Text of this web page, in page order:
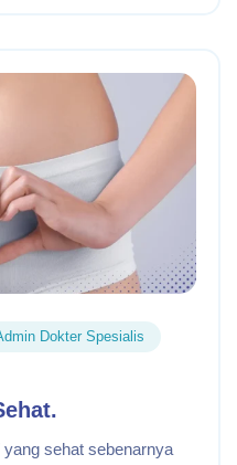
Dokter Spesialis
sehat sebenarnya